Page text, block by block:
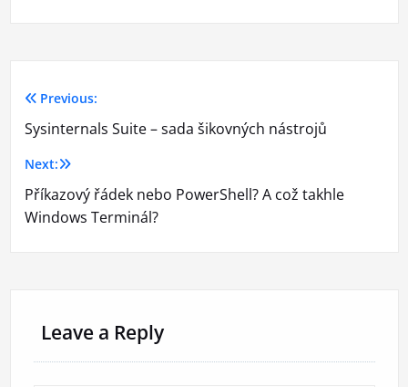
Navigace
pro
příspěvek
Previous:
Sysinternals Suite – sada šikovných nástrojů
Next:
Příkazový řádek nebo PowerShell? A což takhle
Windows Terminál?
Leave a Reply